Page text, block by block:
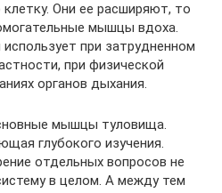
Они ее расширяют, то
мышцы вдоха.
при затрудненном
при физической
органов дыхания.
мышцы туловища.
глубокого изучения.
отдельных вопросов не
в целом. А между тем